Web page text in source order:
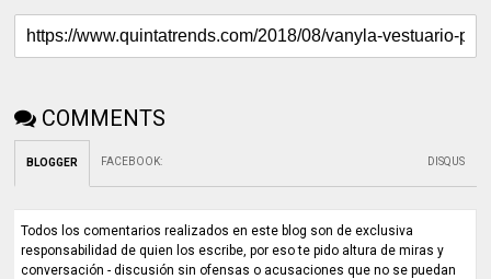
COMMENTS
BLOGGER FACEBOOK: DISQUS
Todos los comentarios realizados en este blog son de exclusiva
responsabilidad de quien los escribe, por eso te pido altura de miras y
conversación - discusión sin ofensas o acusaciones que no se puedan